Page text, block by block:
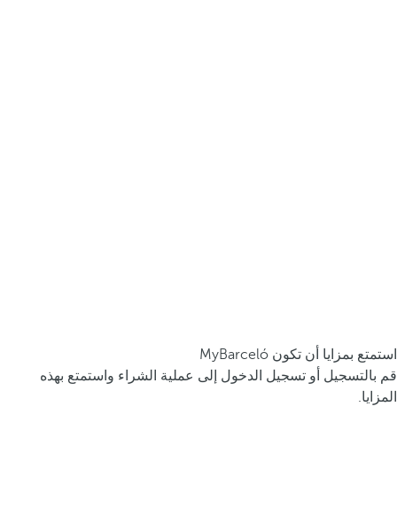
استمتع بمزايا أن تكون MyBarceló
قم بالتسجيل أو تسجيل الدخول إلى عملية الشراء واستمتع بهذه
المزايا.